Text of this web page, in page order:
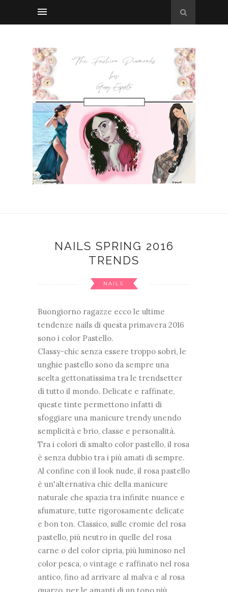
NAILS SPRING 2016
TRENDS
NAILS
Buongiorno ragazze ecco le ultime
tendenze nails di questa primavera 2016
sono i color Pastello.
Classy-chic senza essere troppo sobri, le
unghie pastello sono da sempre una
scelta gettonatissima tra le trendsetter
di tutto il mondo. Delicate e raffinate,
queste tinte permettono infatti di
sfoggiare una manicure trendy unendo
semplicità e brio, classe e personalità.
Tra i colori di smalto color pastello, il rosa
è senza dubbio tra i più amati di sempre.
Al confine con il look nude, il rosa pastello
è un'alternativa chic della manicure
naturale che spazia tra infinite nuance e
sfumature, tutte rigorosamente delicate
e bon ton. Classico, sulle cromie del rosa
pastello, più neutro in quelle del rosa
carne o del color cipria, più luminoso nel
color pesca, o vintage e raffinato nel rosa
antico, fino ad arrivare al malva e al rosa